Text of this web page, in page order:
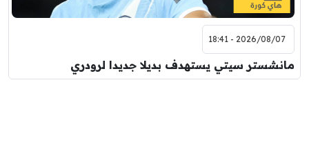
2026/08/07 - 18:41
مانشستر سيتي يستهدف بديلا جديدا لرودري